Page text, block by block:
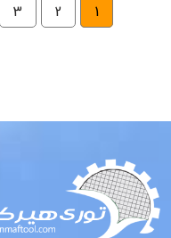
1
2
3